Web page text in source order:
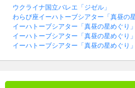
ウクライナ国立バレエ「ジゼル」
わらび座イーハトーブシアター「真昼の
イーハトーブシアター「真昼の星めぐり
イーハトーブシアター「真昼の星めぐり
イーハトーブシアター「真昼の星めぐり